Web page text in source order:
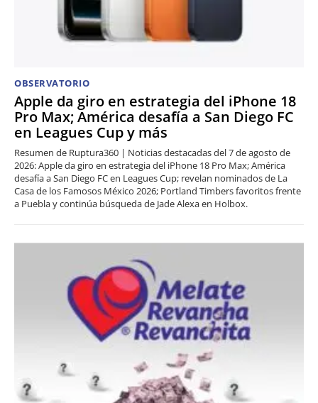
OBSERVATORIO
Apple da giro en estrategia del iPhone 18
Pro Max; América desafía a San Diego FC
en Leagues Cup y más
Resumen de Ruptura360 | Noticias destacadas del 7 de agosto de
2026: Apple da giro en estrategia del iPhone 18 Pro Max; América
desafía a San Diego FC en Leagues Cup; revelan nominados de La
Casa de los Famosos México 2026; Portland Timbers favoritos frente
a Puebla y continúa búsqueda de Jade Alexa en Holbox.